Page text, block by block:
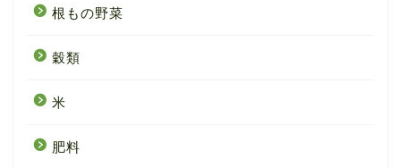
根もの野菜
穀類
米
肥料